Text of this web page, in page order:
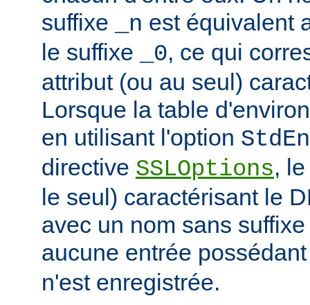
suffixe
_n est équivalent
le suffixe
_0, ce qui
attribut (ou au seul)
Lorsque la table
en utilisant l'option
directive SSLOptions,
le seul) caractérisant le
avec un nom sans
aucune entrée
n'est enregistrée.